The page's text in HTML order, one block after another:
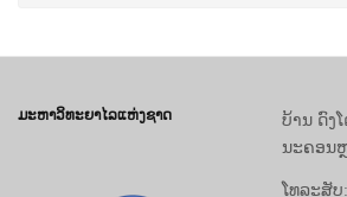
ມະຫາວິທະຍາໄລແຫ່ງຊາດ
ບ້ານ ດົງ
ນະຄອນ
ໂທລະສັບ: